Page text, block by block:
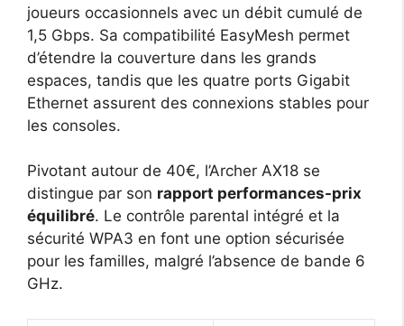
joueurs occasionnels avec un débit cumulé de
1,5 Gbps. Sa compatibilité EasyMesh permet
d’étendre la couverture dans les grands
espaces, tandis que les quatre ports Gigabit
Ethernet assurent des connexions stables pour
les consoles.
Pivotant autour de 40€, l’Archer AX18 se
distingue par son rapport performances-prix
équilibré. Le contrôle parental intégré et la
sécurité WPA3 en font une option sécurisée
pour les familles, malgré l’absence de bande 6
GHz.